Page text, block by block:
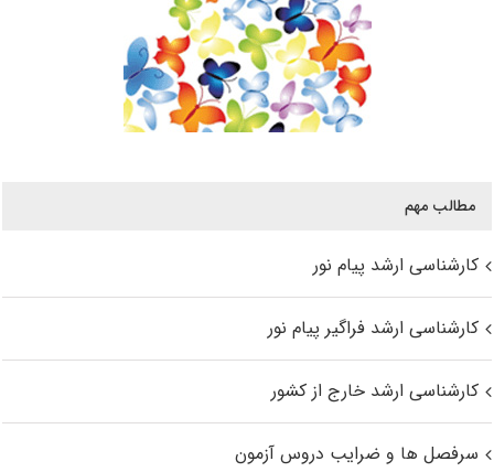
مطالب مهم
کارشناسی ارشد پیام نور
کارشناسی ارشد فراگیر پیام نور
کارشناسی ارشد خارج از کشور
سرفصل ها و ضرایب دروس آزمون